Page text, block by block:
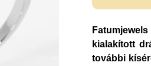
kialakított
további